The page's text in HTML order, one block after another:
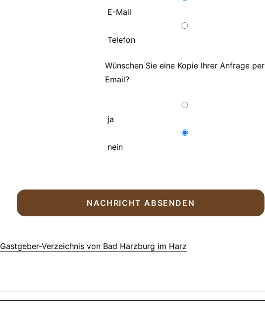
E-Mail
Telefon
Wünschen Sie eine Kopie Ihrer Anfrage per
Email?
ja
nein
Gastgeber-Verzeichnis von Bad Harzburg im Harz